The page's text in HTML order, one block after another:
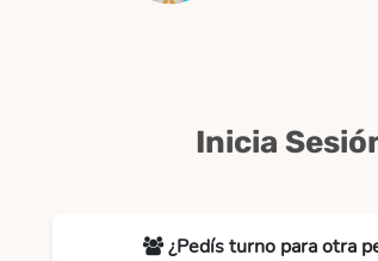
Inicia
¿Pedís turno para otra